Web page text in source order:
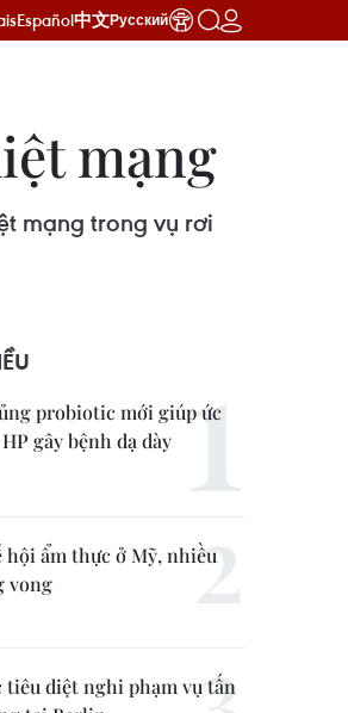
Español中文Русский
mạng
mạng trong vụ rơi
probiotic mới giúp ức
gây bệnh dạ dày
hội ẩm thực ở Mỹ, nhiều
vong
tiêu diệt nghi phạm vụ tấn